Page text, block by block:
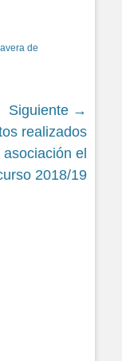
de
Siguiente →
realizados
asociación el
2018/19